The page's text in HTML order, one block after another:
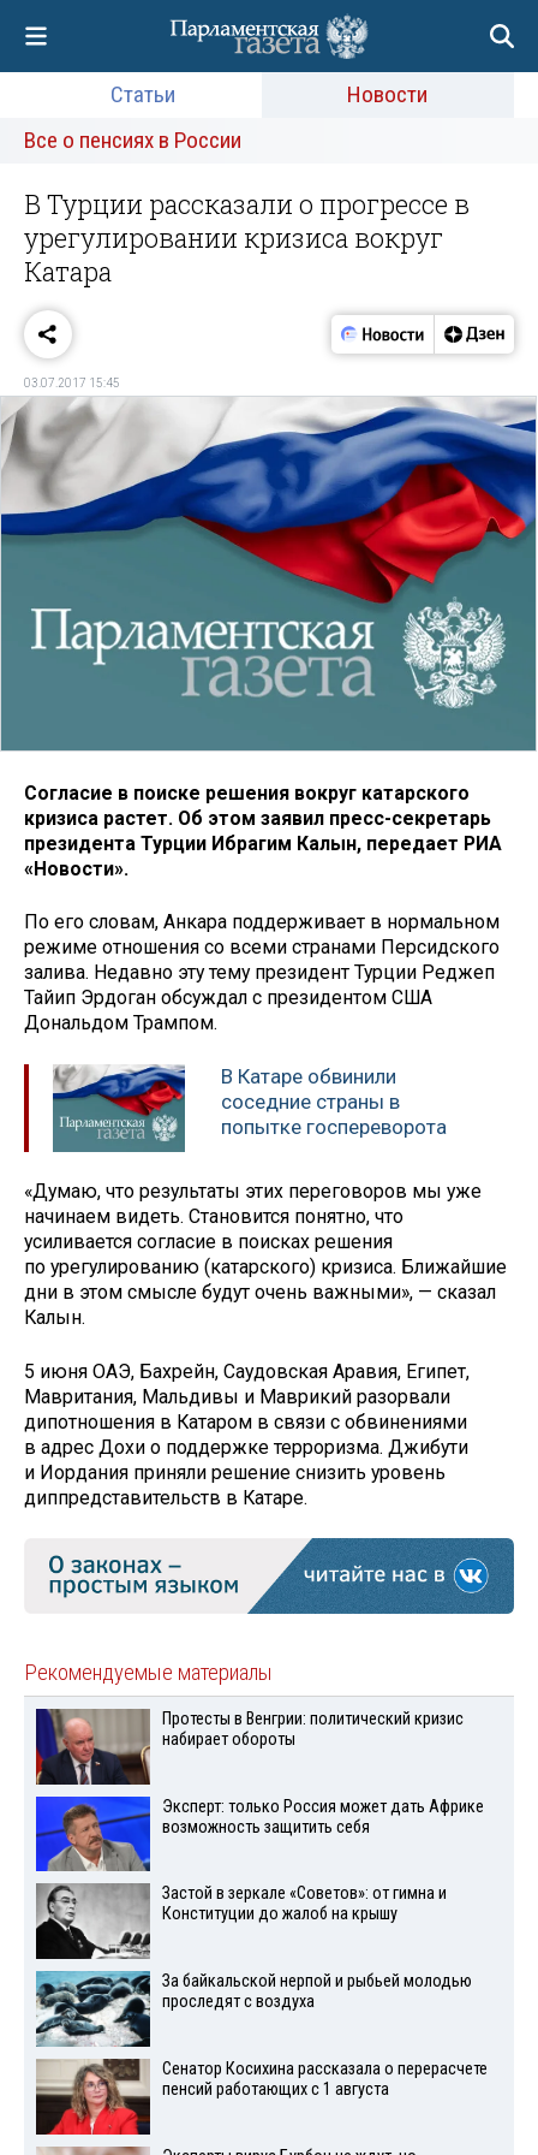
Статьи
Новости
Все о пенсиях в России
В Турции рассказали о прогрессе в
урегулировании кризиса вокруг
Катара
03.07.2017 15:45
Согласие в поиске решения вокруг катарского
кризиса растет. Об этом заявил пресс-секретарь
президента Турции Ибрагим Калын, передает РИА
«Новости».
По его словам, Анкара поддерживает в нормальном
режиме отношения со всеми странами Персидского
залива. Недавно эту тему президент Турции Реджеп
Тайип Эрдоган обсуждал с президентом США
Дональдом Трампом.
В Катаре обвинили
соседние страны в
попытке госпереворота
«Думаю, что результаты этих переговоров мы уже
начинаем видеть. Становится понятно, что
усиливается согласие в поисках решения
по урегулированию (катарского) кризиса. Ближайшие
дни в этом смысле будут очень важными», — сказал
Калын.
5 июня ОАЭ, Бахрейн, Саудовская Аравия, Египет,
Мавритания, Мальдивы и Маврикий разорвали
дипотношения в Катаром в связи с обвинениями
в адрес Дохи о поддержке терроризма. Джибути
и Иордания приняли решение снизить уровень
диппредставительств в Катаре.
Рекомендуемые материалы
Протесты в Венгрии: политический кризис
набирает обороты
Эксперт: только Россия может дать Африке
возможность защитить себя
Застой в зеркале «Советов»: от гимна и
Конституции до жалоб на крышу
За байкальской нерпой и рыбьей молодью
проследят с воздуха
Сенатор Косихина рассказала о перерасчете
пенсий работающих с 1 августа